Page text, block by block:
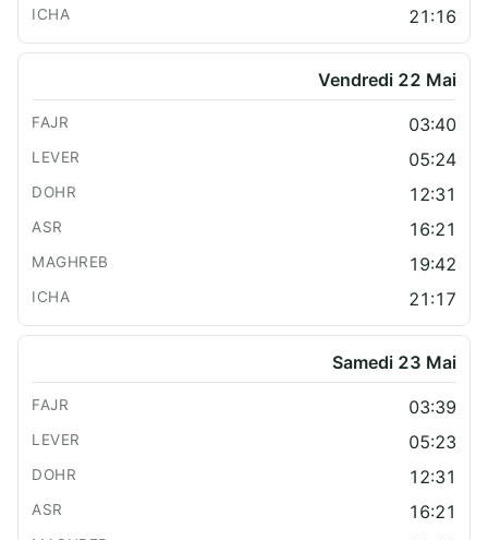
21:16
Vendredi 22 Mai
03:40
05:24
12:31
16:21
19:42
21:17
Samedi 23 Mai
03:39
05:23
12:31
16:21